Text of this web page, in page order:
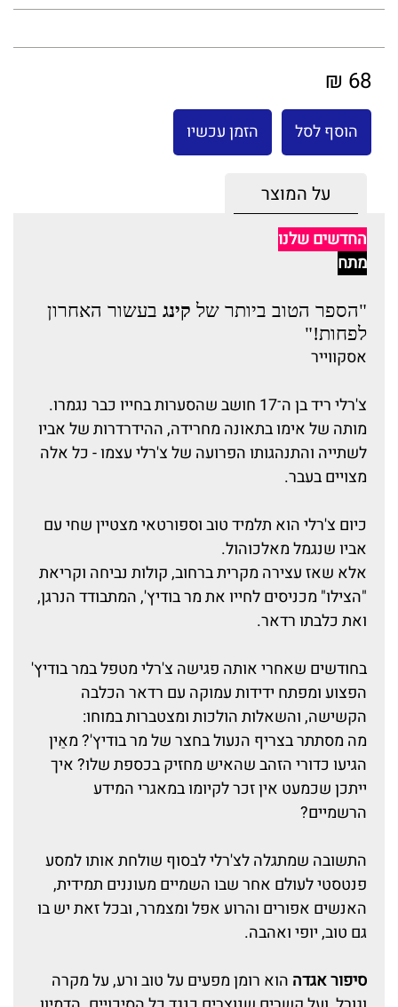
68 ₪
הוסף לסל הזמן עכשיו
על המוצר
החדשים שלנו
מתח
"הספר הטוב ביותר של קינג בעשור האחרון
לפחות!"
אסקווייר
צ'רלי ריד בן ה־17 חושב שהסערות בחייו כבר נגמרו.
מותה של אימו בתאונה מחרידה, ההידרדרות של אביו
לשתייה והתנהגותו הפרועה של צ'רלי עצמו - כל אלה
מצויים בעבר.
כיום צ'רלי הוא תלמיד טוב וספורטאי מצטיין שחי עם
אביו שנגמל מאלכוהול.
אלא שאז עצירה מקרית ברחוב, קולות נביחה וקריאת
"הצילו" מכניסים לחייו את מר בודיץ', המתבודד הנרגן,
ואת כלבתו רדאר.
בחודשים שאחרי אותה פגישה צ'רלי מטפל במר בודיץ'
הפצוע ומפתח ידידות עמוקה עם רדאר הכלבה
הקשישה, והשאלות הולכות ומצטברות במוחו:
מה מסתתר בצריף הנעול בחצר של מר בודיץ'? מאַין
הגיעו כדורי הזהב שהאיש מחזיק בכספת שלו? איך
ייתכן שכמעט אין זכר לקיומו במאגרי המידע
הרשמיים?
התשובה שמתגלה לצ'רלי לבסוף שולחת אותו למסע
פנטסטי לעולם אחר שבו השמיים מעוננים תמידית,
האנשים אפורים והרוע אפל ומצמרר, ובכל זאת יש בו
גם טוב, יופי ואהבה.
סיפור אגדה הוא רומן מפעים על טוב ורע, על מקרה